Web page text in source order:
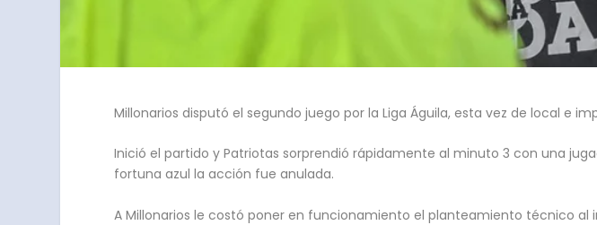
Millonarios disputó el segundo juego por la Liga Águila, esta vez de local e
Inició el partido y Patriotas sorprendió rápidamente al minuto 3 con una
fortuna azul la acción fue anulada.
A Millonarios le costó poner en funcionamiento el planteamiento técnico al